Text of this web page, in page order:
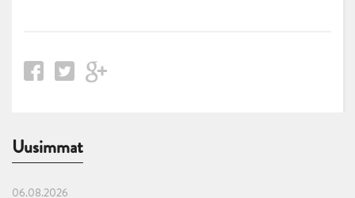
Uusimmat
06.08.2026